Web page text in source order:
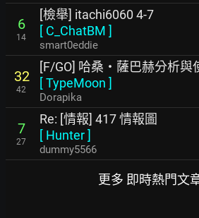
6
14
[檢舉] itachi6060 4-7
[ C_ChatBM ]
smart0eddie
32
42
[F/GO] 哈桑・薩巴赫分析與
[TypeMoon ]
Dorapika
7
27
Re: [情報] 417 情報圖
[ Hunter]
dummy5566
更多 即時熱門文